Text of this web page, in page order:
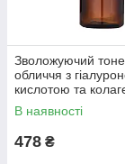
Зволожуючий
обличчя з
кислотою та
Neos:lab Toner pH
Core Support 150ml
В наявності
478 ₴